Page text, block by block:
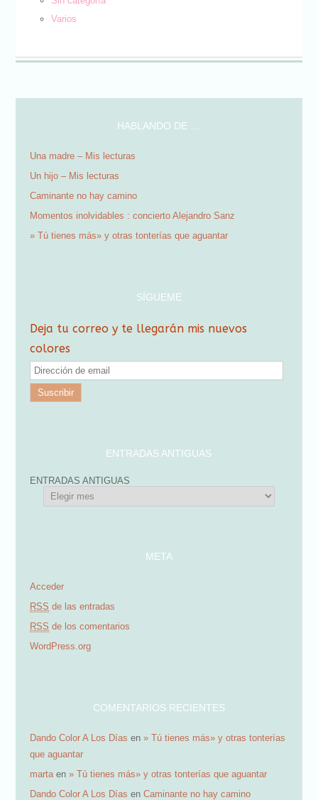
Varios
HABLANDO DE …
Una madre – Mis lecturas
Un hijo – Mis lecturas
Caminante no hay camino
Momentos inolvidables : concierto Alejandro Sanz
» Tú tienes más» y otras tonterías que aguantar
SÍGUEME
Deja tu correo y te llegarán mis nuevos
colores
D
e
m
a
i
ENTRADAS ANTIGUAS
ENTRADAS ANTIGUAS
META
Acceder
RSS de las entradas
RSS de los comentarios
WordPress.org
COMENTARIOS RECIENTES
Dando Color A Los Días en» Tú tienes más» y otras tonterías
que aguantar
marta en» Tú tienes más» y otras tonterías que aguantar
Dando Color A Los Días enCaminante no hay camino